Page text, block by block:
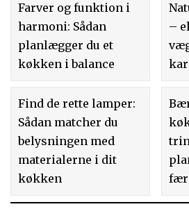
Farver og funktion i
harmoni: Sådan
planlægger du et
køkken i balance
–
Find de rette lamper:
Sådan matcher du
belysningen med
materialerne i dit
køkken